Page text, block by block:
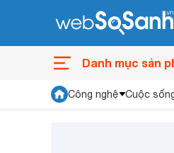
Danh mục sản
Công nghệ Cuộc